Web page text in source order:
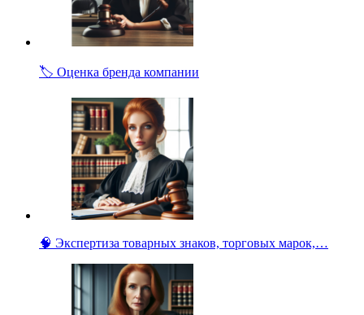
🏷️ Оценка бренда компании
🧠 Экспертиза товарных знаков, торговых марок,…